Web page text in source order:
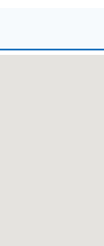
中条は、ツー
、バイクスタ